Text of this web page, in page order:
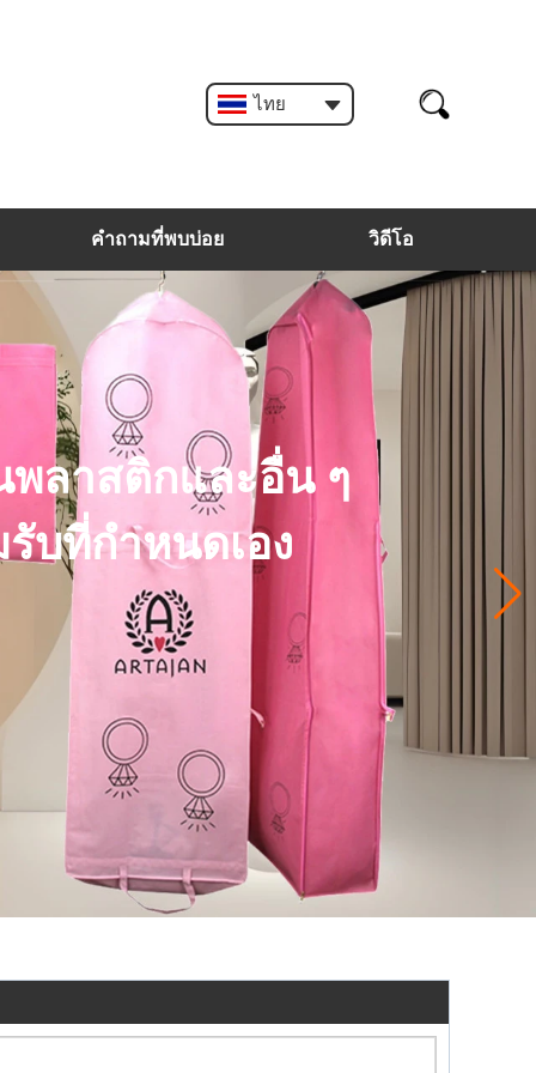
ไทย
คำถามที่พบบ่อย วิดีโอ
พลาสติกและอื่น ๆ
บที่กำหนดเอง